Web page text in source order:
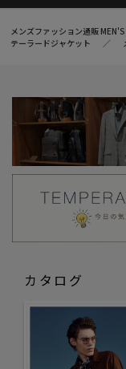
メンズファッション通販
テーラードジャケット
カタログ